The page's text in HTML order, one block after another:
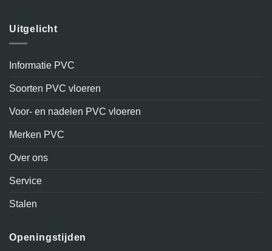
Uitgelicht
Informatie PVC
Soorten PVC vloeren
Voor- en nadelen PVC vloeren
Merken PVC
Over ons
Service
Stalen
Openingstijden